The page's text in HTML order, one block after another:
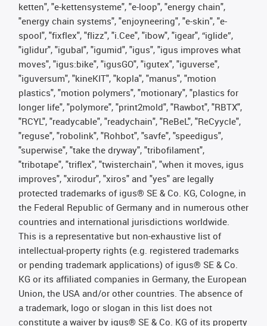
ketten", "e-kettensysteme", "e-loop", "energy chain",
"energy chain systems", "enjoyneering", "e-skin", "e-
spool", "fixflex", "flizz", "i.Cee", "ibow", "igear", “iglide”,
"iglidur", "igubal", "igumid", "igus", "igus improves what
moves", "igus:bike", "igusGO", "igutex", "iguverse",
"iguversum", "kineKIT", "kopla", "manus", "motion
plastics", "motion polymers", "motionary", "plastics for
longer life", "polymore", "print2mold", "Rawbot", "RBTX",
"RCYL", "readycable", "readychain", "ReBeL", "ReCyycle",
"reguse", "robolink", "Rohbot", "savfe", "speedigus",
"superwise", "take the dryway", "tribofilament",
"tribotape", "triflex", "twisterchain", "when it moves, igus
improves", "xirodur", "xiros" and "yes" are legally
protected trademarks of igus® SE & Co. KG, Cologne, in
the Federal Republic of Germany and in numerous other
countries and international jurisdictions worldwide.
This is a representative but non-exhaustive list of
intellectual-property rights (e.g. registered trademarks
or pending trademark applications) of igus® SE & Co.
KG or its affiliated companies in Germany, the European
Union, the USA and/or other countries. The absence of
a trademark, logo or slogan in this list does not
constitute a waiver by igus® SE & Co. KG of its property